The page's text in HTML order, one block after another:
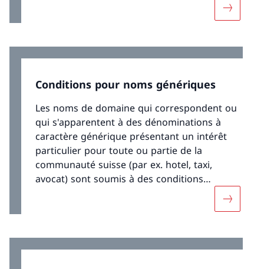
Conditions pour noms génériques
Les noms de domaine qui correspondent ou
qui s'apparentent à des dénominations à
caractère générique présentant un intérêt
particulier pour toute ou partie de la
communauté suisse (par ex. hotel, taxi,
avocat) sont soumis à des conditions